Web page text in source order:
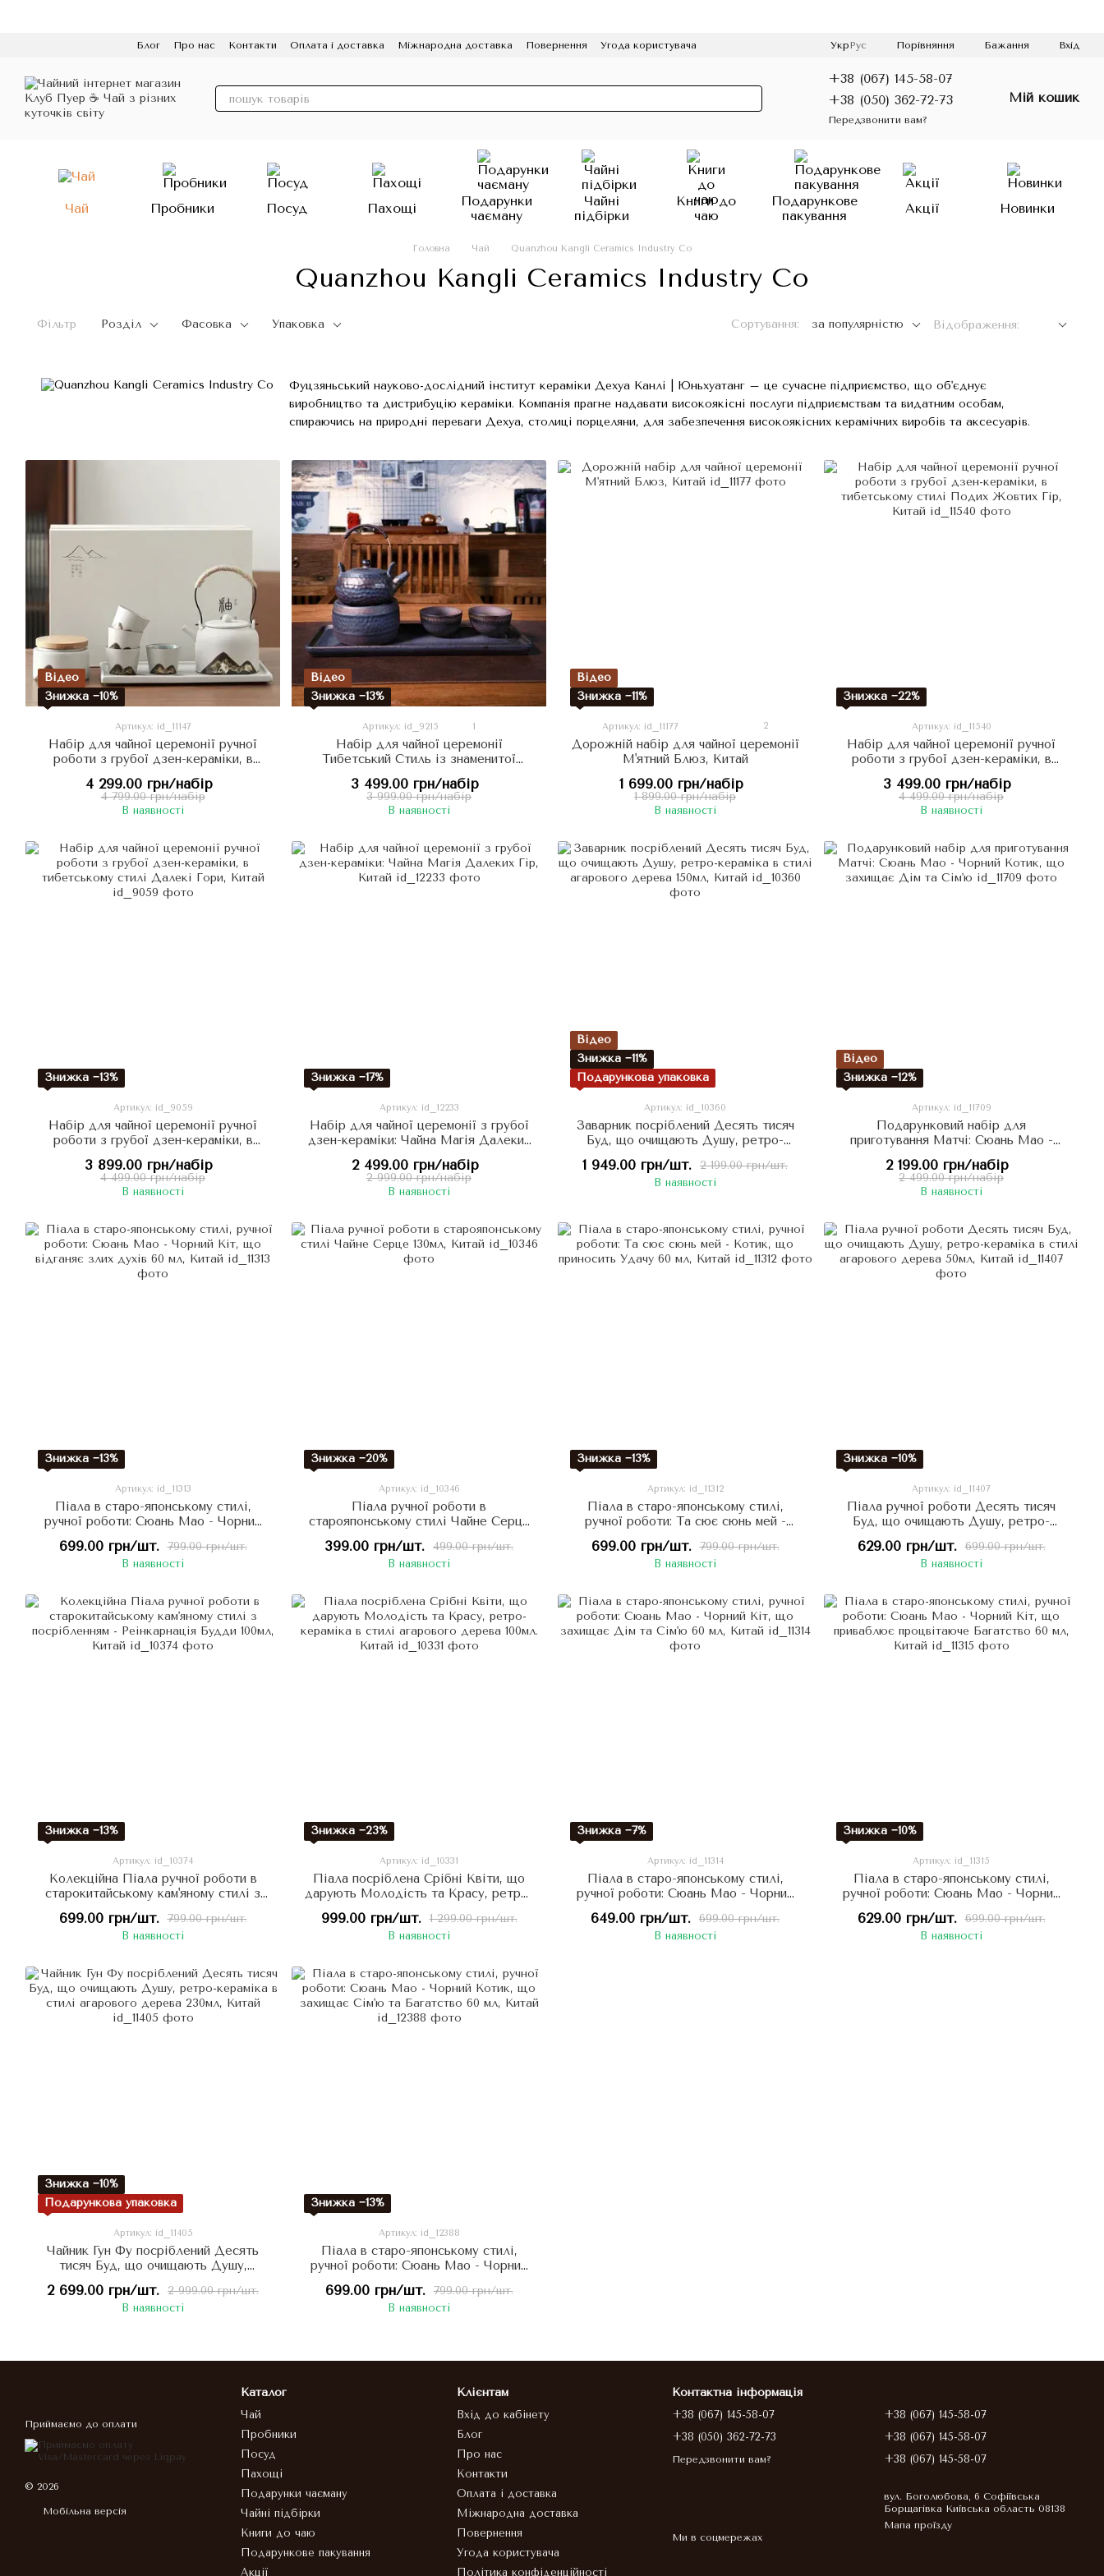
Блог Про нас Контакти Оплата і доставка Міжнародна доставка Повернення
Угода користувача
Укр Рус Порівняння Бажання Вхід
+38 (067) 145-58-07
+38 (050) 362-72-73
Передзвонити вам?
Мій кошик
Чай Пробники Посуд Пахощі
Подарунки
чаєману
Чайні
підбірки
Книги до
чаю
Подарункове
пакування
Акції Новинки
Головна Чай Quanzhou Kangli Ceramics Industry Co
Quanzhou Kangli Ceramics Industry Co
Фільтр Розділ Фасовка Упаковка Сортування: за популярністю Відображення:
Фуцзяньський науково-дослідний інститут кераміки Дехуа Канлі | Юньхуатанг – це сучасне підприємство, що об'єднує
виробництво та дистрибуцію кераміки. Компанія прагне надавати високоякісні послуги підприємствам та видатним особам,
спираючись на природні переваги Дехуа, столиці порцеляни, для забезпечення високоякісних керамічних виробів та аксесуарів.
Відео
Знижка −10%
Артикул: id_11147
Набір для чайної церемонії ручної
роботи з грубої дзен-кераміки, в
Китай
4 799.00 грн/набір
4 299.00 грн/набір
В наявності
Відео
Знижка −13%
Артикул: id_9215 1
Набір для чайної церемонії
Тибетський Стиль із знаменитої
3 999.00 грн/набір
3 499.00 грн/набір
В наявності
Відео
Знижка −11%
Артикул: id_11177 2
Дорожній набір для чайної церемонії
М'ятний Блюз, Китай
1 899.00 грн/набір
1 699.00 грн/набір
В наявності
Знижка −22%
Артикул: id_11540
Набір для чайної церемонії ручної
роботи з грубої дзен-кераміки, в
Гір, Китай
4 499.00 грн/набір
3 499.00 грн/набір
В наявності
Знижка −13%
Артикул: id_9059
Набір для чайної церемонії ручної
роботи з грубої дзен-кераміки, в
Китай
4 499.00 грн/набір
3 899.00 грн/набір
В наявності
Знижка −17%
Артикул: id_12233
Набір для чайної церемонії з грубої
дзен-кераміки: Чайна Магія Далеких
2 999.00 грн/набір
2 499.00 грн/набір
В наявності
Відео
Знижка −11%
Подарункова упаковка
Артикул: id_10360
Заварник посріблений Десять тисяч
Буд, що очищають Душу, ретро-
150мл, Китай2 199.00 грн/шт.
1 949.00 грн/шт.
В наявності
Відео
Знижка −12%
Артикул: id_11709
Подарунковий набір для
приготування Матчі: Сюань Мао -
Сім'ю
2 499.00 грн/набір
2 199.00 грн/набір
В наявності
Знижка −13%
Артикул: id_11313
Піала в старо-японському стилі,
ручної роботи: Сюань Мао - Чорний
Китай799.00 грн/шт.
699.00 грн/шт.
В наявності
Знижка −20%
Артикул: id_10346
Піала ручної роботи в
старояпонському стилі Чайне Серце
499.00 грн/шт.
399.00 грн/шт.
В наявності
Знижка −13%
Артикул: id_11312
Піала в старо-японському стилі,
ручної роботи: Та сює сюнь мей -
Китай799.00 грн/шт.
699.00 грн/шт.
В наявності
Знижка −10%
Артикул: id_11407
Піала ручної роботи Десять тисяч
Буд, що очищають Душу, ретро-
50мл, Китай699.00 грн/шт.
629.00 грн/шт.
В наявності
Знижка −13%
Артикул: id_10374
Колекційна Піала ручної роботи в
старокитайському кам'яному стилі з
100мл, Китай799.00 грн/шт.
699.00 грн/шт.
В наявності
Знижка −23%
Артикул: id_10331
Піала посріблена Срібні Квіти, що
дарують Молодість та Красу, ретро-
100мл. Китай1 299.00 грн/шт.
999.00 грн/шт.
В наявності
Знижка −7%
Артикул: id_11314
Піала в старо-японському стилі,
ручної роботи: Сюань Мао - Чорний
Китай699.00 грн/шт.
649.00 грн/шт.
В наявності
Знижка −10%
Артикул: id_11315
Піала в старо-японському стилі,
ручної роботи: Сюань Мао - Чорний
Багатство 60 мл, Китай
699.00 грн/шт.
629.00 грн/шт.
В наявності
Знижка −10%
Подарункова упаковка
Артикул: id_11405
Чайник Гун Фу посріблений Десять
тисяч Буд, що очищають Душу,
дерева 230мл, Китай
2 999.00 грн/шт.
2 699.00 грн/шт.
В наявності
Знижка −13%
Артикул: id_12388
Піала в старо-японському стилі,
ручної роботи: Сюань Мао - Чорний
Багатство 60 мл, Китай
799.00 грн/шт.
699.00 грн/шт.
В наявності
Приймаємо до оплати
© 2026
Мобільна версія
Каталог
Чай
Пробники
Посуд
Пахощі
Подарунки чаєману
Чайні підбірки
Книги до чаю
Подарункове пакування
Акції
Клієнтам
Вхід до кабінету
Блог
Про нас
Контакти
Оплата і доставка
Міжнародна доставка
Повернення
Угода користувача
Політика конфіденційності
Контактна інформація
+38 (067) 145-58-07
+38 (050) 362-72-73
Передзвонити вам?
+38 (067) 145-58-07
+38 (067) 145-58-07
+38 (067) 145-58-07
вул. Боголюбова, 6 Софіївська
Борщагівка Київська область 08138
Мапа проїзду
Ми в соцмережах